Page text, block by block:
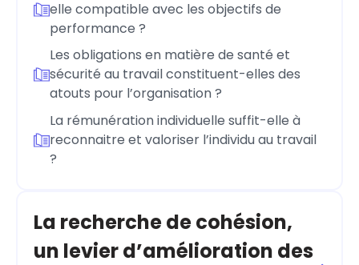
elle compatible avec les objectifs de
performance ?
Les obligations en matière de santé et
sécurité au travail constituent-elles des
atouts pour l’organisation ?
La rémunération individuelle suffit-elle à
reconnaitre et valoriser l’individu au travail
?
La recherche de cohésion,
un levier d’amélioration des